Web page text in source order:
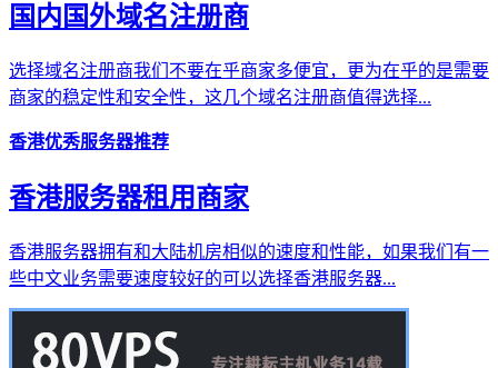
国内国外域名注册商
选择域名注册商我们不要在乎商家多便宜，更为在乎的是需要
商家的稳定性和安全性，这几个域名注册商值得选择...
香港优秀服务器推荐
香港服务器租用商家
香港服务器拥有和大陆机房相似的速度和性能，如果我们有一
些中文业务需要速度较好的可以选择香港服务器...